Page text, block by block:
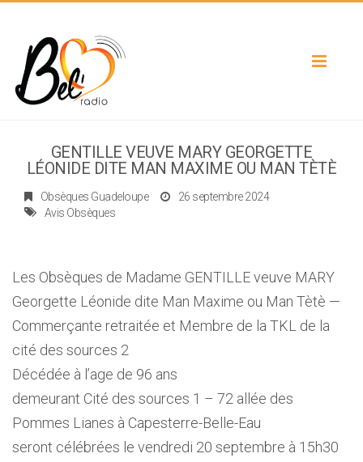
Toggle
GENTILLE VEUVE MARY GEORGETTE
LÉONIDE DITE MAN MAXIME OU MAN TÈTÈ
Obsèques Guadeloupe
26 septembre 2024
Avis Obsèques
Les Obsèques de Madame GENTILLE veuve MARY
Georgette Léonide dite Man Maxime ou Man Tètè —
Commerçante retraitée et Membre de la TKL de la
cité des sources 2
Décédée à l’age de 96 ans
demeurant Cité des sources 1 – 72 allée des
Pommes Lianes à Capesterre-Belle-Eau
seront célébrées le vendredi 20 septembre à 15h30